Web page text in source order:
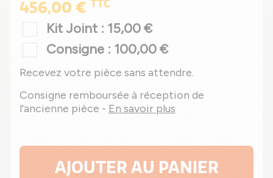
456,00 € TTC
Kit Joint : 15,00 €
Consigne : 100,00 €
Recevez votre pièce sans attendre.
Consigne remboursée à réception de
l'ancienne pièce - En savoir plus
AJOUTER AU PANIER